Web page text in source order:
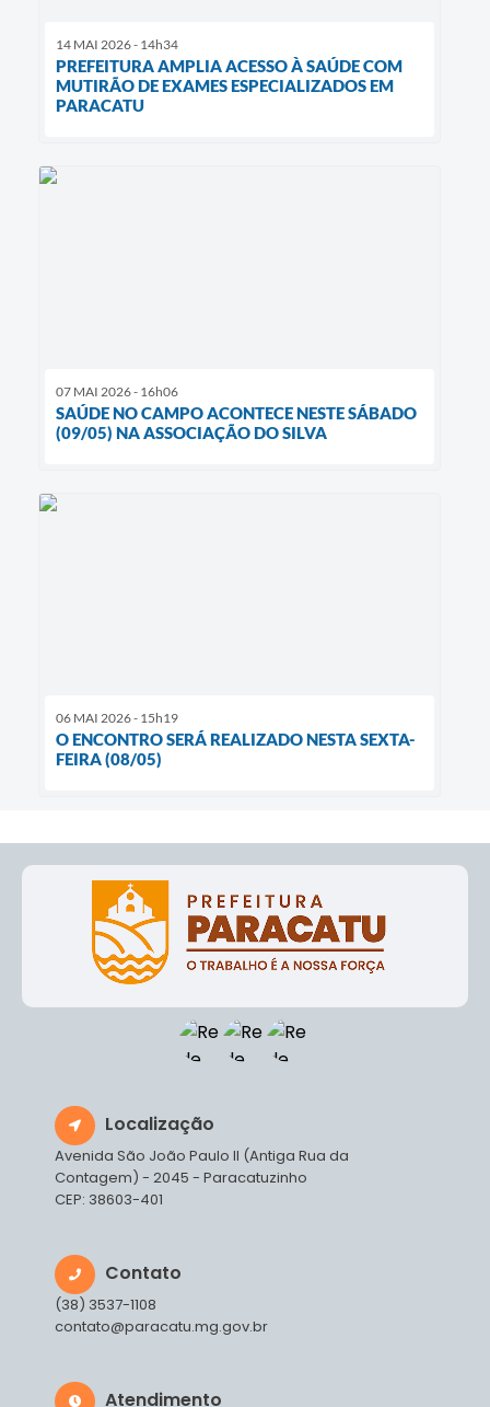
14 MAI 2026 - 14h34
PREFEITURA AMPLIA ACESSO À SAÚDE COM
MUTIRÃO DE EXAMES ESPECIALIZADOS EM
PARACATU
07 MAI 2026 - 16h06
SAÚDE NO CAMPO ACONTECE NESTE SÁBADO
(09/05) NA ASSOCIAÇÃO DO SILVA
06 MAI 2026 - 15h19
O ENCONTRO SERÁ REALIZADO NESTA SEXTA-
FEIRA (08/05)
Localização
Avenida São João Paulo II (Antiga Rua da
Contagem) - 2045 - Paracatuzinho
CEP: 38603-401
Contato
(38) 3537-1108
contato@paracatu.mg.gov.br
Atendimento